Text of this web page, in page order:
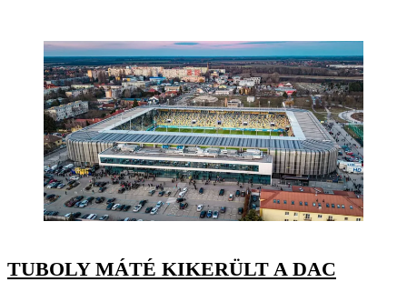
TUBOLY MÁTÉ KIKERÜLT A DAC